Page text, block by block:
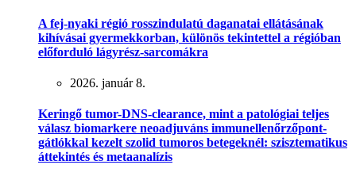
A fej-nyaki régió rosszindulatú daganatai ellátásának
kihívásai gyermekkorban, különös tekintettel a régióban
előforduló lágyrész-sarcomákra
2026. január 8.
Keringő tumor-DNS-clearance, mint a patológiai teljes
válasz biomarkere neoadjuváns immunellenőrzőpont-
gátlókkal kezelt szolid tumoros betegeknél: szisztematikus
áttekintés és metaanalízis